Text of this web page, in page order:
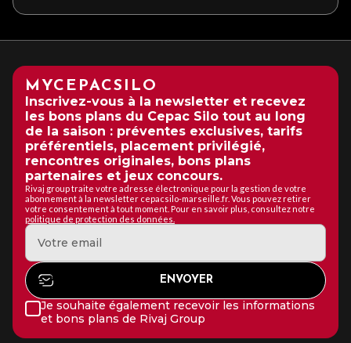
MYCEPACSILO
Inscrivez-vous à la newsletter et recevez
les bons plans du Cepac Silo tout au long
de la saison : préventes exclusives, tarifs
préférentiels, placement privilégié,
rencontres originales, bons plans
partenaires et jeux concours.
Rivaj group traite votre adresse électronique pour la gestion de votre
abonnement à la newsletter cepacsilo-marseille.fr. Vous pouvez retirer
votre consentement à tout moment. Pour en savoir plus, consultez notre
politique de protection des données.
Je souhaite également recevoir les informations
et bons plans de Rivaj Group